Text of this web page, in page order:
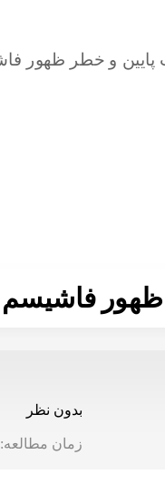
ظهور فاشیسم
بدون نظر
زمان مطالعه: